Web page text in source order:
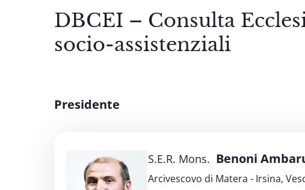
DBCEI – Consulta
socio-assistenziali
Presidente
S.E.R. Mons. Benoni
Arcivescovo di Matera - Irsina,